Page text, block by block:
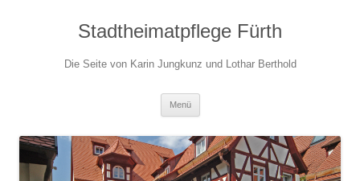
Stadtheimatpflege Fürth
Die Seite von Karin Jungkunz und Lothar Berthold
Menü
springen